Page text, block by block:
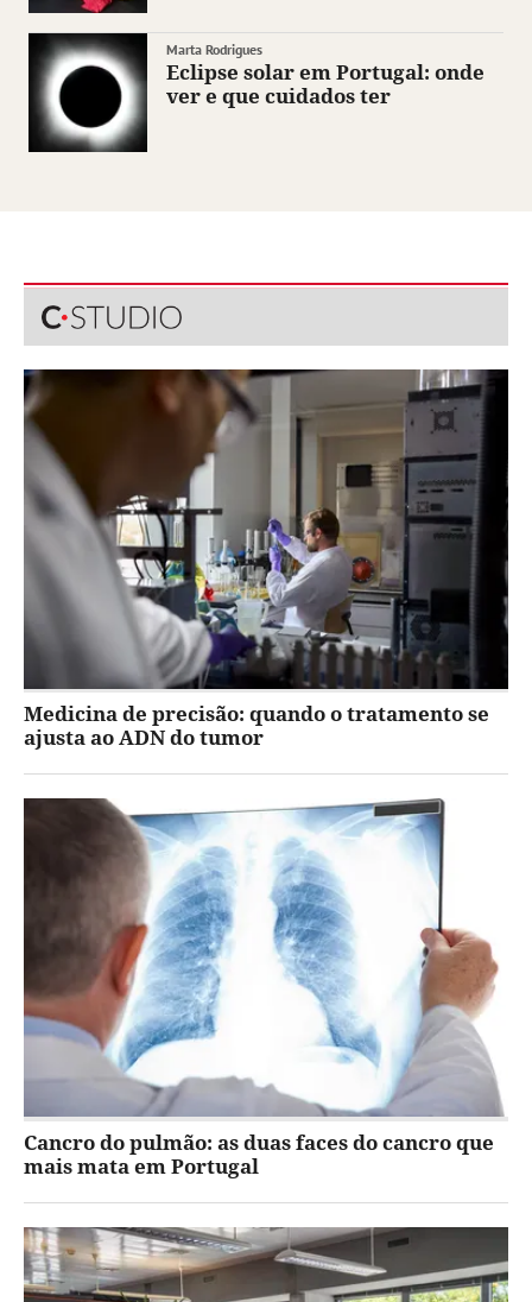
Marta Rodrigues
Eclipse solar em Portugal: onde
ver e que cuidados ter
Medicina de precisão: quando o tratamento se
ajusta ao ADN do tumor
Cancro do pulmão: as duas faces do cancro que
mais mata em Portugal